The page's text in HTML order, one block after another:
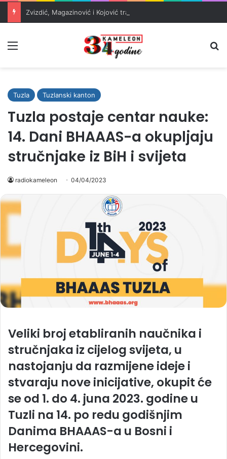
Tuzla Tuzlanski kanton
Tuzla postaje centar nauke:
14. Dani BHAAAS-a okupljaju
stručnjake iz BiH i svijeta
radiokameleon 04/04/2023
Veliki broj etabliranih naučnika i
stručnjaka iz cijelog svijeta, u
nastojanju da razmijene ideje i
stvaraju nove inicijative, okupit će
se od 1. do 4. juna 2023. godine u
Tuzli na 14. po redu godišnjim
Danima BHAAAS-a u Bosni i
Hercegovini.